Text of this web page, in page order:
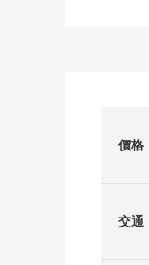
價格
交通